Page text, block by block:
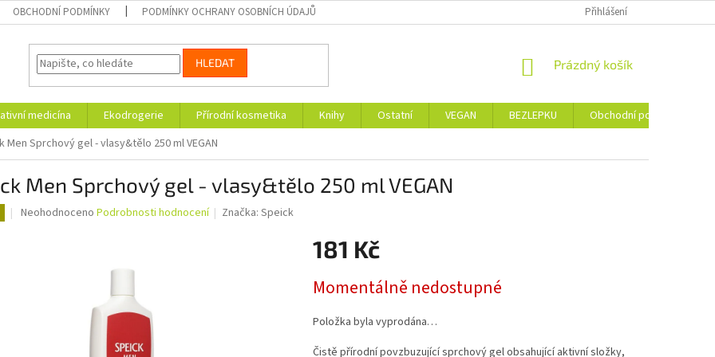
OBCHODNÍ PODMÍNKY PODMÍNKY OCHRANY OSOBNÍCH ÚDAJŮ Přihlášení
HLEDAT
NÁKUPNÍ
Prázdný košík
medicína Ekodrogerie Přírodní kosmetika Knihy Ostatní VEGAN BEZLEPKU
Obchodní podmínky
Men Sprchový gel - vlasy&tělo 250 ml VEGAN
Men Sprchový gel - vlasy&tělo 250 ml VEGAN
Průměrné
Neohodnoceno Podrobnosti hodnocení Značka:Speick
181 Kč
cena:
Momentálně nedostupné
Položka byla vyprodána…
Čistě přírodní povzbuzující sprchový gel obsahující aktivní složky,